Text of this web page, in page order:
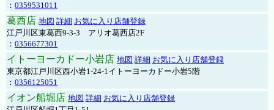
： 0359531011
葛西店 地図 詳細 お気に入り店舗登録
江戸川区東葛西9-3-3 アリオ葛西店2F
： 0356677301
イトーヨーカドー小岩店 地図 詳細 お気に入り店舗登録
東京都江戸川区西小岩1-24-1イトーヨーカドー小岩5階
： 0356125051
イオン船堀店 地図 詳細 お気に入り店舗登録